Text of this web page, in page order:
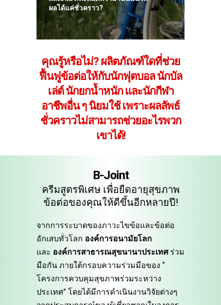
ผลได้แค่ชั่วคราว?
คุณรู้หรือไม่? ผลิตภัณฑ์ใดที่ช่วย
ฟื้นฟูข้อต่อให้กับนักฟุตบอล นักบัล
เล่ต์ นักยกน้ำหนัก และนักกีฬา
อาชีพอื่น ๆ นิยมใช้ เพราะผลลัพธ์
ชั่วคราวไม่สามารถช่วยอะไรพวก
เขาได้!
B-Joint
ครีมสูตรพิเศษ เพื่อยืดอายุสุขภาพ
ข้อต่อของคุณให้ดีขึ้นอีกหลายปี!
จากการระบาดของภาวะไขข้อและข้อต่อ
อักเสบทั่วโลก องค์การอนามัยโลก
และ องค์การสาธารณสุขนานาประเทศร่วม
มือกัน ภายใต้กรอบความร่วมมือของ “
โครงการควบคุมสุขภาพร่วมระหว่าง
ประเทศ” โดยได้มีการดำเนินงานวิจัยต่างๆ